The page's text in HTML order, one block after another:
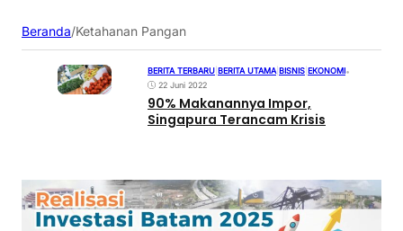
Beranda/Ketahanan Pangan
BERITA TERBARU BERITA UTAMA BISNIS EKONOMI•
22 Juni 2022
90% Makanannya Impor,
Singapura Terancam Krisis